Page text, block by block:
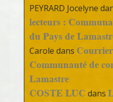
PEYRARD Jocelyne
lecteurs :
du Pays de
Carole dans
Communauté de
Lamastre
COSTE LUC dans